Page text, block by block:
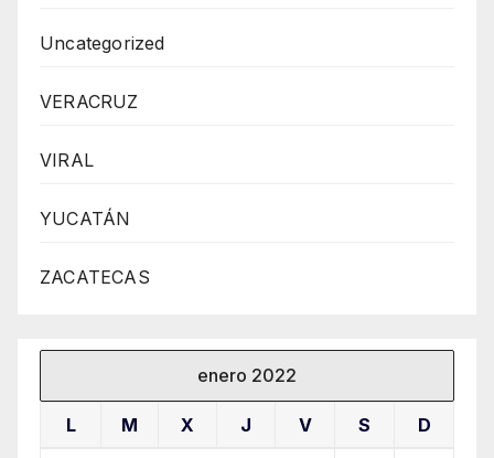
Uncategorized
VERACRUZ
VIRAL
YUCATÁN
ZACATECAS
enero 2022
L M X J V S D